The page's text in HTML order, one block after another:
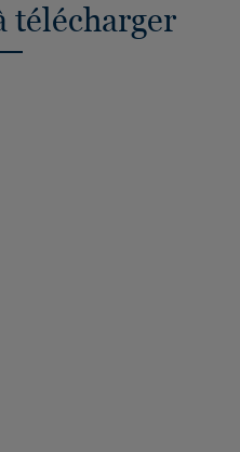
télécharger